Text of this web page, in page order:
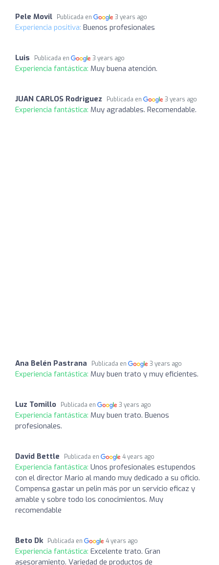
Pele Movil Publicada en 3 years ago
Experiencia positiva: Buenos profesionales
Luis Publicada en 3 years ago
Experiencia fantástica: Muy buena atención.
JUAN CARLOS Rodriguez Publicada en 3 years ago
Experiencia fantástica: Muy agradables. Recomendable.
Ana Belén Pastrana Publicada en 3 years ago
Experiencia fantástica: Muy buen trato y muy eficientes.
Luz Tomillo Publicada en 3 years ago
Experiencia fantástica: Muy buen trato. Buenos
profesionales.
David Bettle Publicada en 4 years ago
Experiencia fantástica: Unos profesionales estupendos
con el director Mario al mando muy dedicado a su oficio.
Compensa gastar un pelin más por un servicio eficaz y
amable y sobre todo los conocimientos. Muy
recomendable
Beto Dk Publicada en 4 years ago
Experiencia fantástica: Excelente trato. Gran
asesoramiento. Variedad de productos de